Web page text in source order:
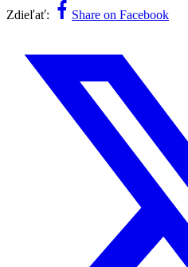
Zdieľať:
Share on Facebook